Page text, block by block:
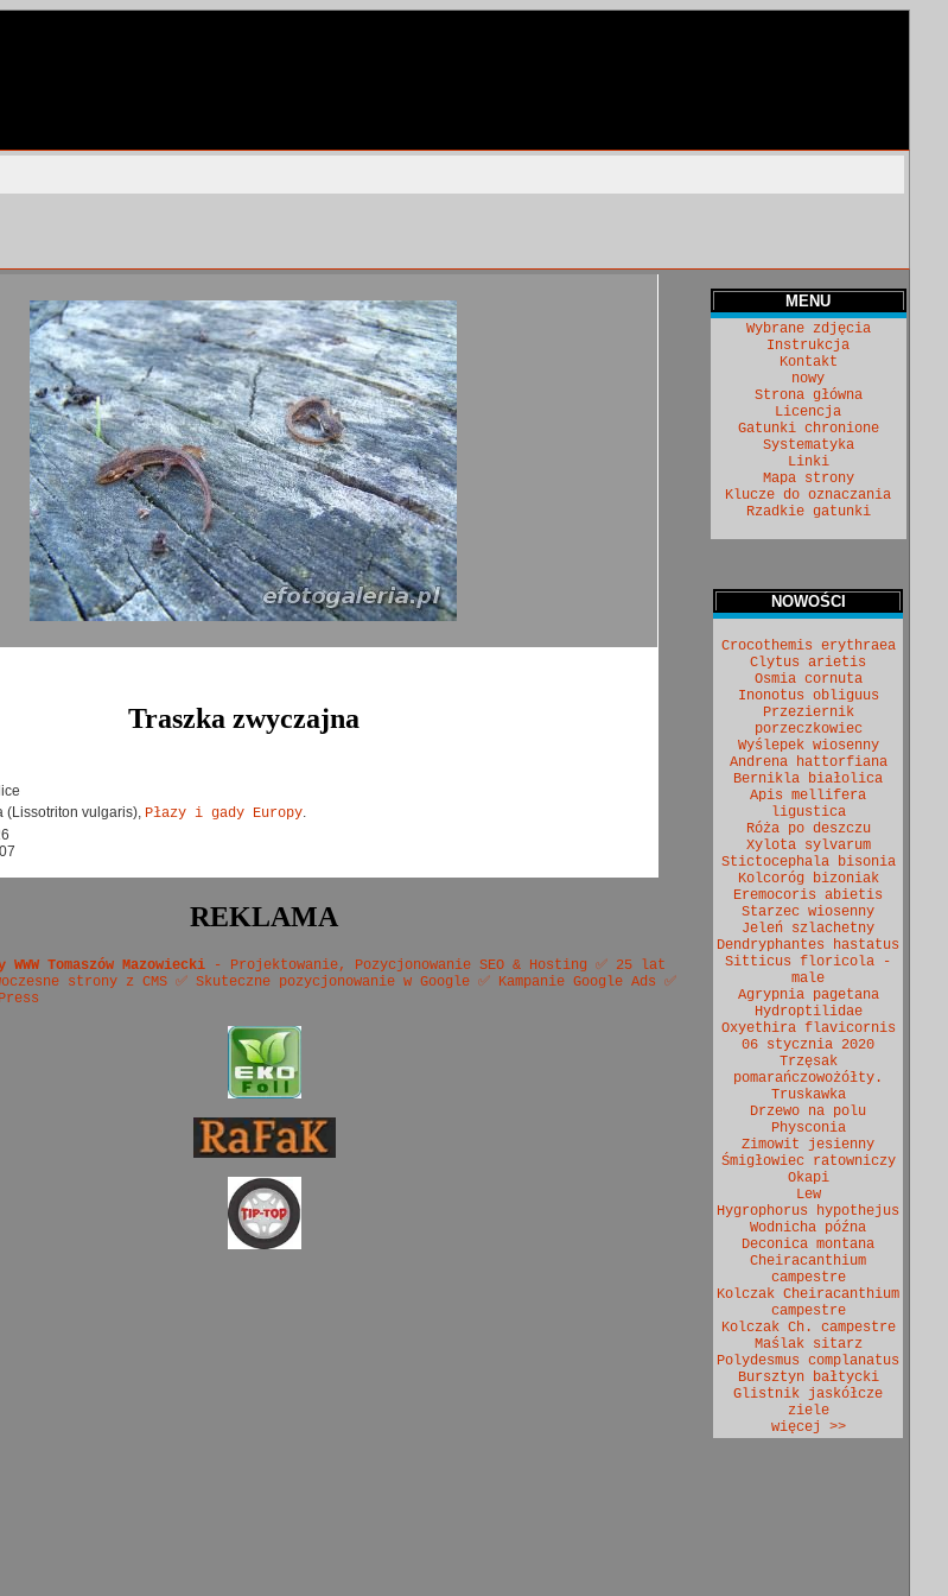
Traszka zwyczajna
(Lissotriton vulgaris), Płazy i gady Europy.
REKLAMA
Tomaszów Mazowiecki - Projektowanie, Pozycjonowanie SEO & Hosting ✅ 25 lat
strony z CMS ✅ Skuteczne pozycjonowanie w Google ✅ Kampanie Google Ads ✅
MENU
Wybrane zdjęcia
Instrukcja
Kontakt
nowy
Strona główna
Licencja
Gatunki chronione
Systematyka
Linki
Mapa strony
Klucze do oznaczania
Rzadkie gatunki
NOWOŚCI
Crocothemis erythraea
Clytus arietis
Osmia cornuta
Inonotus obliguus
Przeziernik
porzeczkowiec
Wyślepek wiosenny
Andrena hattorfiana
Bernikla białolica
Apis mellifera
ligustica
Róża po deszczu
Xylota sylvarum
Stictocephala bisonia
Kolcoróg bizoniak
Eremocoris abietis
Starzec wiosenny
Jeleń szlachetny
Dendryphantes hastatus
Sitticus floricola -
male
Agrypnia pagetana
Hydroptilidae
Oxyethira flavicornis
06 stycznia 2020
Trzęsak
pomarańczowożółty.
Truskawka
Drzewo na polu
Physconia
Zimowit jesienny
Śmigłowiec ratowniczy
Okapi
Lew
Hygrophorus hypothejus
Wodnicha późna
Deconica montana
Cheiracanthium
campestre
Kolczak Cheiracanthium
campestre
Kolczak Ch. campestre
Maślak sitarz
Polydesmus complanatus
Bursztyn bałtycki
Glistnik jaskółcze
ziele
więcej >>